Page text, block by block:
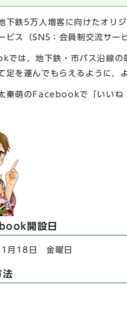
下鉄5万人増客に向けたオリ
ビス（SNS：会員制交流サ
は，地下鉄・市バス沿線の
足を運んでもらえるように，
秦萌のFacebookで「いいね
開設日
月18日 金曜日